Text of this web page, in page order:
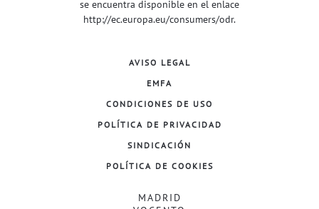
se encuentra disponible en el enlace
http://ec.europa.eu/consumers/odr.
AVISO LEGAL
EMFA
CONDICIONES DE USO
POLÍTICA DE PRIVACIDAD
SINDICACIÓN
POLÍTICA DE COOKIES
MADRID